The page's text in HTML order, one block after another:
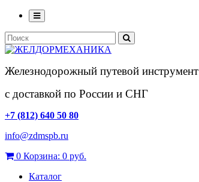
Железнодорожный путевой инструмент
с доставкой по России и СНГ
+7 (812) 640 50 80
info@zdmspb.ru
0 Корзина: 0 руб.
Каталог